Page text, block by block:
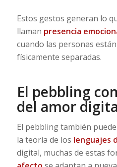
Estos gestos generan lo
llaman presencia
cuando las personas
físicamente separadas.
El pebbling
del amor
El pebbling también
la teoría de los lenguajes
digital, muchas de estas